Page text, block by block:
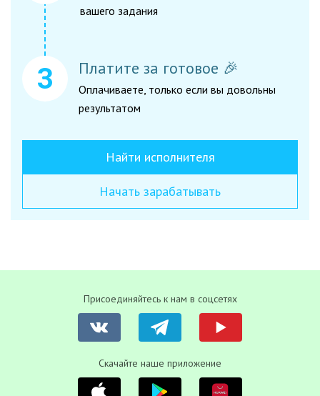
вашего задания
Платите за готовое 🎉
Оплачиваете, только если вы довольны
результатом
Найти исполнителя
Начать зарабатывать
Присоединяйтесь к нам в соцсетях
Скачайте наше приложение